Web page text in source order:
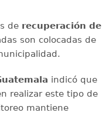
de recuperación de
son colocadas de
indicó que
realizar este tipo de
mantiene